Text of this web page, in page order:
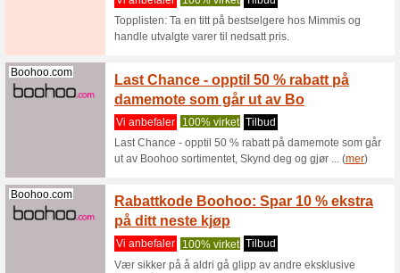
slik at
Miinto.no
Kjøp
rabatt